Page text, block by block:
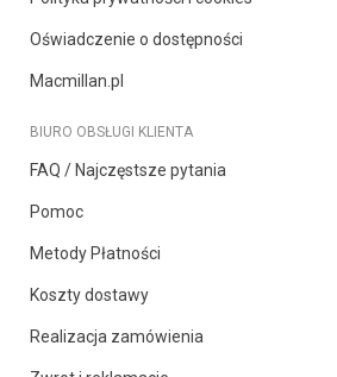
Oświadczenie o dostępności
Macmillan.pl
BIURO OBSŁUGI KLIENTA
FAQ / Najczęstsze pytania
Pomoc
Metody Płatności
Koszty dostawy
Realizacja zamówienia